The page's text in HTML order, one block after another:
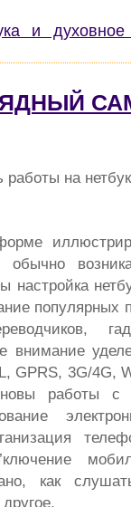
и духовное
на
обычно
настройка
популярных
внимание
GPRS, 3G/4G,
работы с
как